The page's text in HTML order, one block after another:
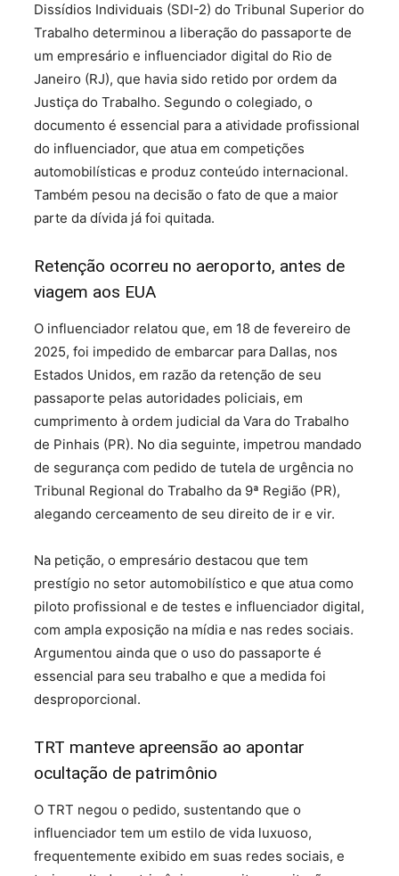
Dissídios Individuais (SDI-2) do Tribunal Superior do
Trabalho determinou a liberação do passaporte de
um empresário e influenciador digital do Rio de
Janeiro (RJ), que havia sido retido por ordem da
Justiça do Trabalho. Segundo o colegiado, o
documento é essencial para a atividade profissional
do influenciador, que atua em competições
automobilísticas e produz conteúdo internacional.
Também pesou na decisão o fato de que a maior
parte da dívida já foi quitada.
Retenção ocorreu no aeroporto, antes de
viagem aos EUA
O influenciador relatou que, em 18 de fevereiro de
2025, foi impedido de embarcar para Dallas, nos
Estados Unidos, em razão da retenção de seu
passaporte pelas autoridades policiais, em
cumprimento à ordem judicial da Vara do Trabalho
de Pinhais (PR). No dia seguinte, impetrou mandado
de segurança com pedido de tutela de urgência no
Tribunal Regional do Trabalho da 9ª Região (PR),
alegando cerceamento de seu direito de ir e vir.
Na petição, o empresário destacou que tem
prestígio no setor automobilístico e que atua como
piloto profissional e de testes e influenciador digital,
com ampla exposição na mídia e nas redes sociais.
Argumentou ainda que o uso do passaporte é
essencial para seu trabalho e que a medida foi
desproporcional.
TRT manteve apreensão ao apontar
ocultação de patrimônio
O TRT negou o pedido, sustentando que o
influenciador tem um estilo de vida luxuoso,
frequentemente exibido em suas redes sociais, e